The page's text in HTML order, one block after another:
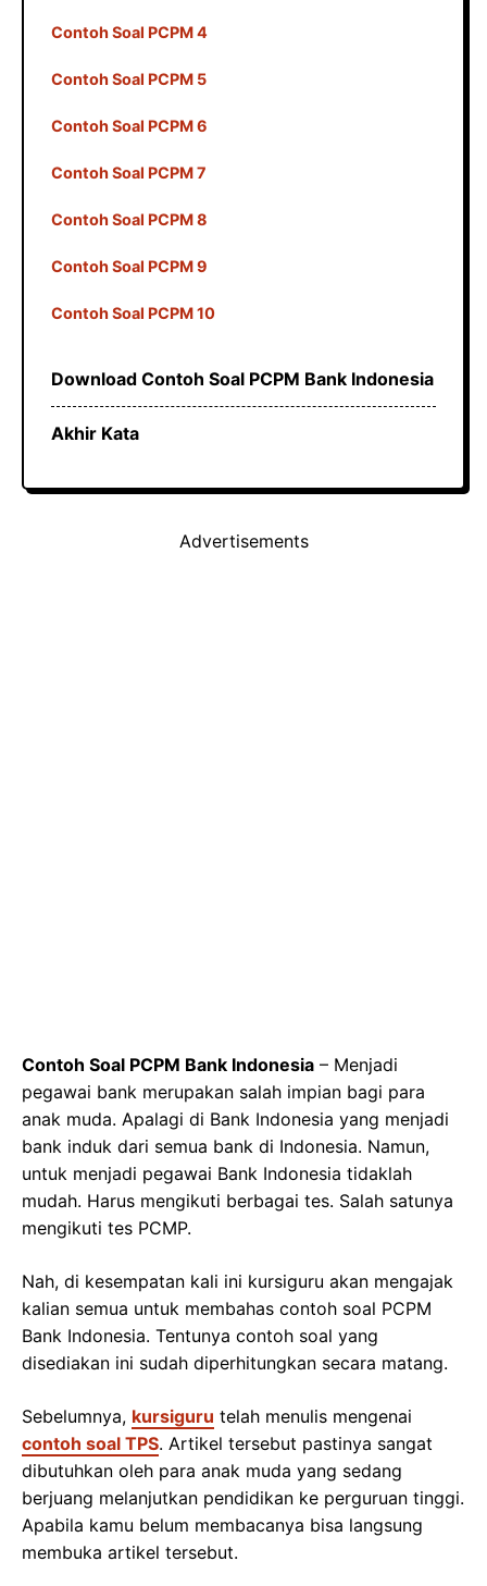
Contoh Soal PCPM 4
Contoh Soal PCPM 5
Contoh Soal PCPM 6
Contoh Soal PCPM 7
Contoh Soal PCPM 8
Contoh Soal PCPM 9
Contoh Soal PCPM 10
Download Contoh Soal PCPM Bank Indonesia
Akhir Kata
Advertisements
Contoh Soal PCPM Bank Indonesia – Menjadi
pegawai bank merupakan salah impian bagi para
anak muda. Apalagi di Bank Indonesia yang menjadi
bank induk dari semua bank di Indonesia. Namun,
untuk menjadi pegawai Bank Indonesia tidaklah
mudah. Harus mengikuti berbagai tes. Salah satunya
mengikuti tes PCMP.
Nah, di kesempatan kali ini kursiguru akan mengajak
kalian semua untuk membahas contoh soal PCPM
Bank Indonesia. Tentunya contoh soal yang
disediakan ini sudah diperhitungkan secara matang.
Sebelumnya, kursiguru telah menulis mengenai
contoh soal TPS. Artikel tersebut pastinya sangat
dibutuhkan oleh para anak muda yang sedang
berjuang melanjutkan pendidikan ke perguruan tinggi.
Apabila kamu belum membacanya bisa langsung
membuka artikel tersebut.